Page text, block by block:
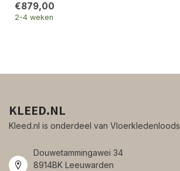
€879,00
2-4 weken
KLEED.NL
Kleed.nl is onderdeel van Vloerkledenloods
Douwetammingawei 34
8914BK Leeuwarden